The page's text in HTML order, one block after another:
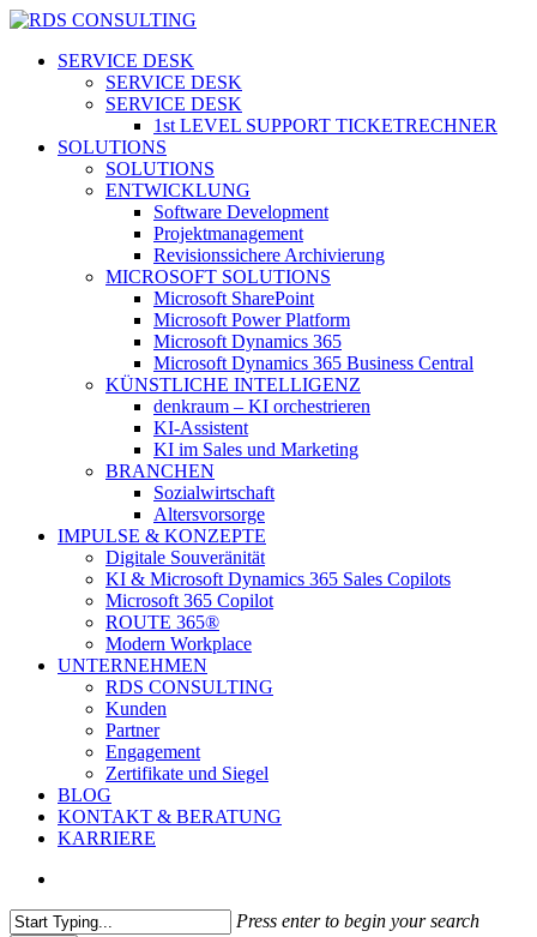
Skip
main
search
Menu
SERVICE DESK
SERVICE DESK
SERVICE DESK
1st LEVEL SUPPORT TICKETRECHNER
SOLUTIONS
SOLUTIONS
ENTWICKLUNG
Software Development
Projektmanagement
Revisionssichere Archivierung
MICROSOFT SOLUTIONS
Microsoft SharePoint
Microsoft Power Platform
Microsoft Dynamics 365
Microsoft Dynamics 365 Business Central
KÜNSTLICHE INTELLIGENZ
denkraum – KI orchestrieren
KI-Assistent
KI im Sales und Marketing
BRANCHEN
Sozialwirtschaft
Altersvorsorge
IMPULSE & KONZEPTE
Digitale Souveränität
KI & Microsoft Dynamics 365 Sales Copilots
Microsoft 365 Copilot
ROUTE 365®
Modern Workplace
UNTERNEHMEN
RDS CONSULTING
Kunden
Partner
Engagement
Zertifikate und Siegel
BLOG
KONTAKT & BERATUNG
KARRIERE
Press enter to begin your search